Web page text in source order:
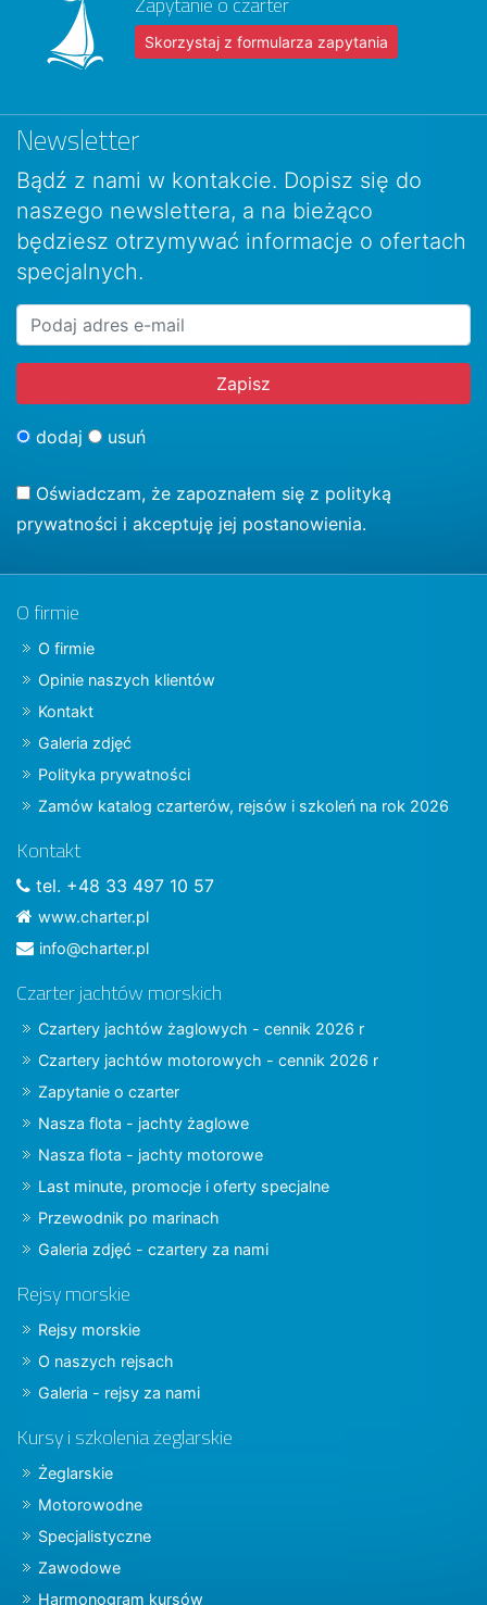
Skorzystaj z formularza zapytania
Newsletter
Bądź z nami w kontakcie. Dopisz się do
naszego newslettera, a na bieżąco
będziesz otrzymywać informacje o ofertach
specjalnych.
dodaj usuń
Oświadczam, że zapoznałem się z polityką
prywatności i akceptuję jej postanowienia.
O firmie
O firmie
Opinie naszych klientów
Kontakt
Galeria zdjęć
Polityka prywatności
Zamów katalog czarterów, rejsów i szkoleń na rok 2026
Kontakt
tel. +48 33 497 10 57
www.charter.pl
info@charter.pl
Czarter jachtów morskich
Czartery jachtów żaglowych - cennik 2026 r
Czartery jachtów motorowych - cennik 2026 r
Zapytanie o czarter
Nasza flota - jachty żaglowe
Nasza flota - jachty motorowe
Last minute, promocje i oferty specjalne
Przewodnik po marinach
Galeria zdjęć - czartery za nami
Rejsy morskie
Rejsy morskie
O naszych rejsach
Galeria - rejsy za nami
Kursy i szkolenia żeglarskie
Żeglarskie
Motorowodne
Specjalistyczne
Zawodowe
Harmonogram kursów